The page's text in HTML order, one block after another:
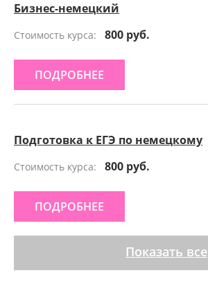
Бизнес-немецкий
Стоимость курса: 800 руб.
ПОДРОБНЕЕ
Подготовка к ЕГЭ по немецкому
Стоимость курса: 800 руб.
ПОДРОБНЕЕ
Показать все